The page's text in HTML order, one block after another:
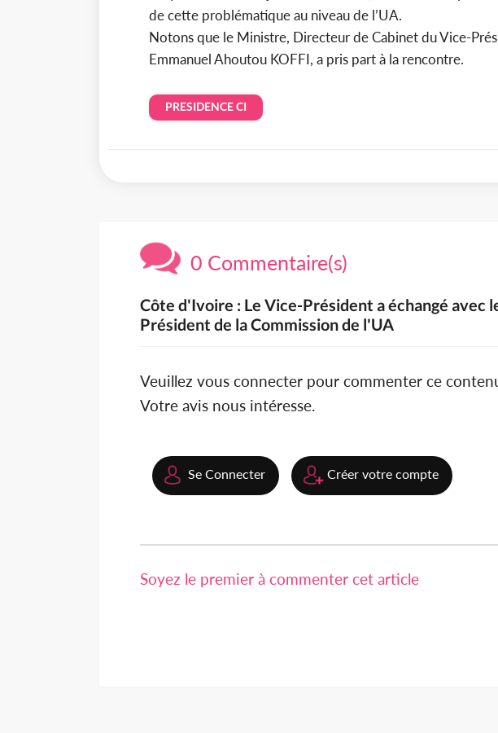
de cette problématique au niveau de l’UA.
Notons que le Ministre, Directeur de Cabinet du Vice-
Emmanuel Ahoutou KOFFI, a pris part à la rencontre.
PRESIDENCE CI
0 Commentaire(s)
Côte d'Ivoire : Le Vice-Président a échangé avec
Président de la Commission de l'UA
Veuillez vous connecter pour commenter ce
Votre avis nous intéresse.
Se Connecter Créer votre compte
Soyez le premier à commenter cet article